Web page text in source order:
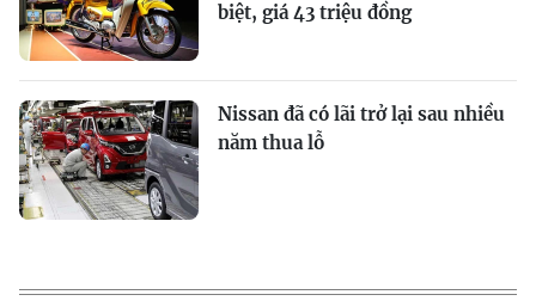
biệt, giá 43 triệu đồng
Nissan đã có lãi trở lại sau nhiều
năm thua lỗ